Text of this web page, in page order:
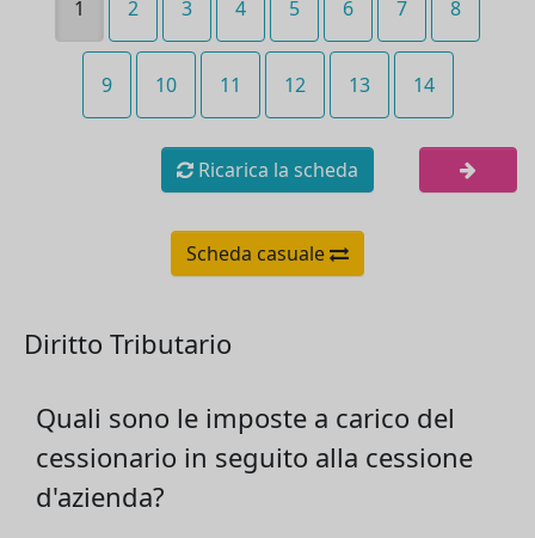
1 2 3 4 5 6 7 8
9 10 11 12 13 14
Ricarica la scheda
Scheda casuale
Diritto Tributario
Quali sono le imposte a carico del
cessionario in seguito alla cessione
d'azienda?